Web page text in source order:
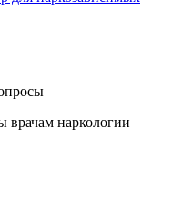
врачам наркологии